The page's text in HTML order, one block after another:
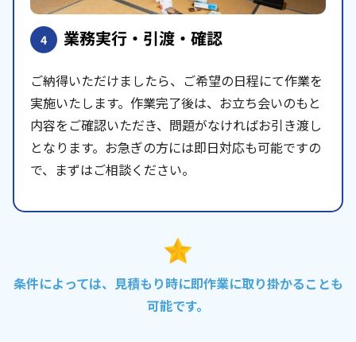
4 業務実行・引渡・確認
ご納得いただけましたら、ご希望の日程にて作業を
実施いたします。作業完了後は、お立ち会いのもと
内容をご確認いただき、問題がなければお引き渡し
となります。お急ぎの方には即日対応も可能ですの
で、まずはご相談ください。
条件によっては、見積もり時に即作業に取り掛かることも
可能です。